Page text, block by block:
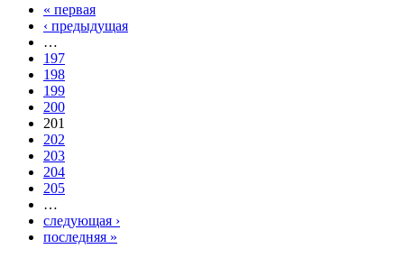
Страницы
« первая
‹ предыдущая
…
197
198
199
200
201
202
203
204
205
…
следующая ›
последняя »